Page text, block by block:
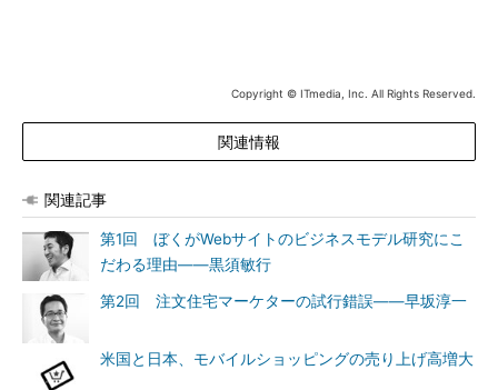
Copyright © ITmedia, Inc. All Rights Reserved.
関連情報
関連記事
第1回 ぼくがWebサイトのビジネスモデル研究にこ
だわる理由――黒須敏行
第2回 注文住宅マーケターの試行錯誤――早坂淳一
米国と日本、モバイルショッピングの売り上げ高増大